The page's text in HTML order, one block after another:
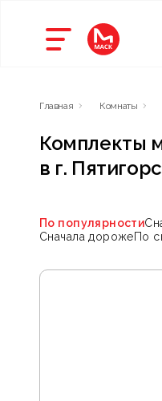
Главная Комнаты
Комплекты
в г.
По популярности
Сначала дорожеПо